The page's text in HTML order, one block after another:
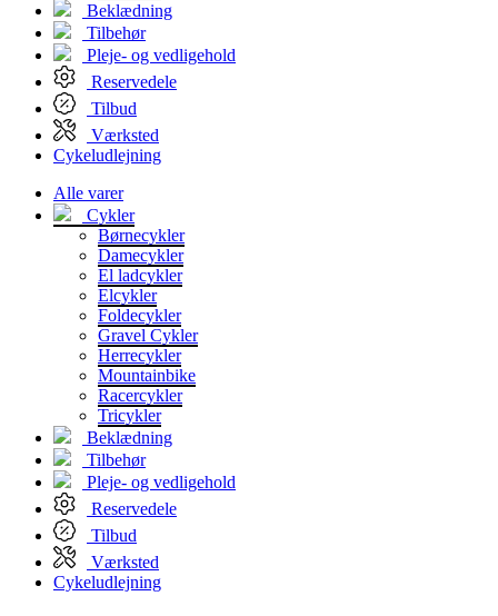
Beklædning
Tilbehør
Pleje- og vedligehold
Reservedele
Tilbud
Værksted
Cykeludlejning
Alle varer
Cykler
Børnecykler
Damecykler
El ladcykler
Elcykler
Foldecykler
Gravel Cykler
Herrecykler
Mountainbike
Racercykler
Tricykler
Beklædning
Tilbehør
Pleje- og vedligehold
Reservedele
Tilbud
Værksted
Cykeludlejning